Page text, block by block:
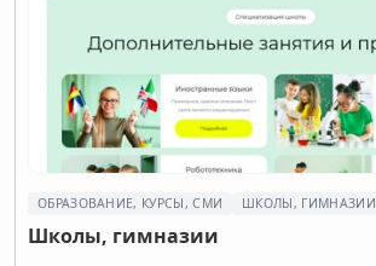
ОБРАЗОВАНИЕ, КУРСЫ, СМИ ШКОЛЫ, ГИМНАЗИИ
Школы, гимназии